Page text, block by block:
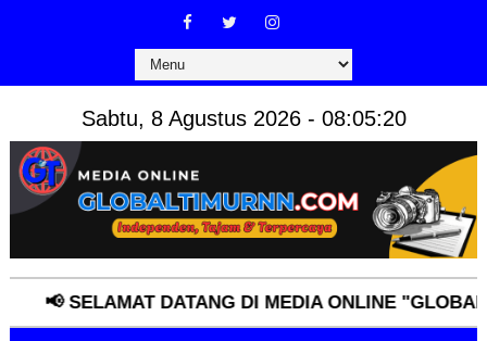
Sabtu, 8 Agustus 2026 - 08:05:21
SELAMAT DATANG DI MEDIA ONLINE